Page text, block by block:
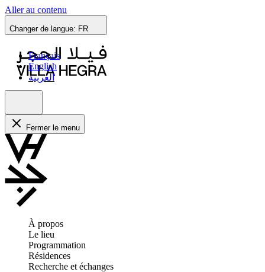
Aller au contenu
Changer de langue: FR
Français
English
العربية
Fermer le menu
À propos
Le lieu
Programmation
Résidences
Recherche et échanges